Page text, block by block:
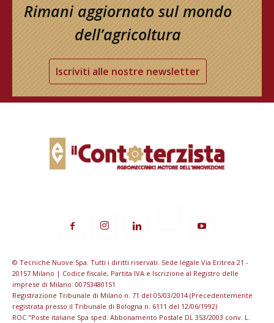
Rimani aggiornato sul mondo
dell’agricoltura
Iscriviti alle nostre newsletter
© Tecniche Nuove Spa. Tutti i diritti riservati. Sede legale Via Eritrea 21 -
20157 Milano | Codice fiscale, Partita IVA e Iscrizione al Registro delle
imprese di Milano: 00753480151
Registrazione Tribunale di Milano n. 71 del 05/03/2014 (Precedentemente
registrata presso il Tribunale di Bologna n. 6111 del 12/06/1992)
ROC "Poste italiane Spa sped. Abbonamento Postale DL 353/2003 conv. L.